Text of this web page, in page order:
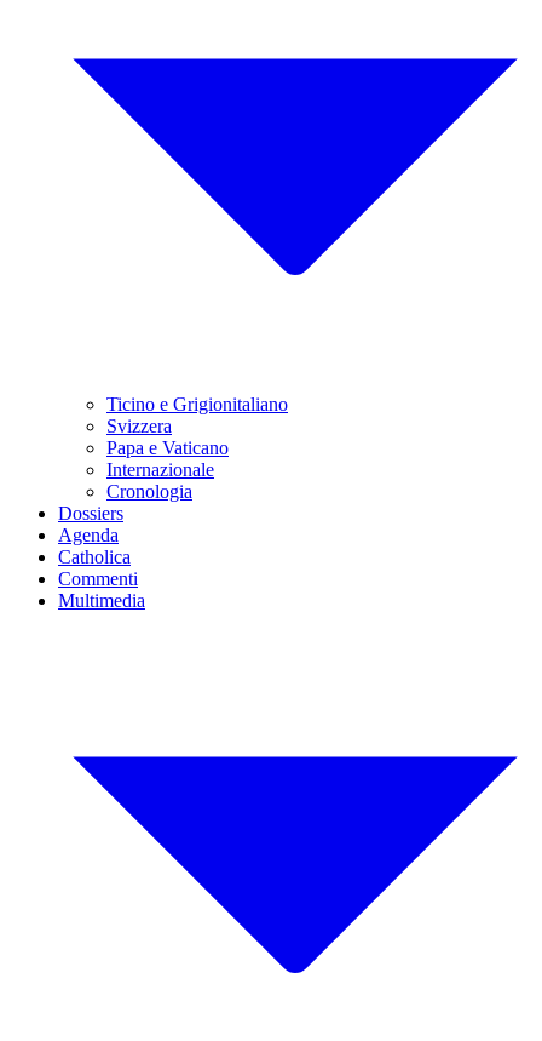
Ticino e Grigionitaliano
Svizzera
Papa e Vaticano
Internazionale
Cronologia
Dossiers
Agenda
Catholica
Commenti
Multimedia